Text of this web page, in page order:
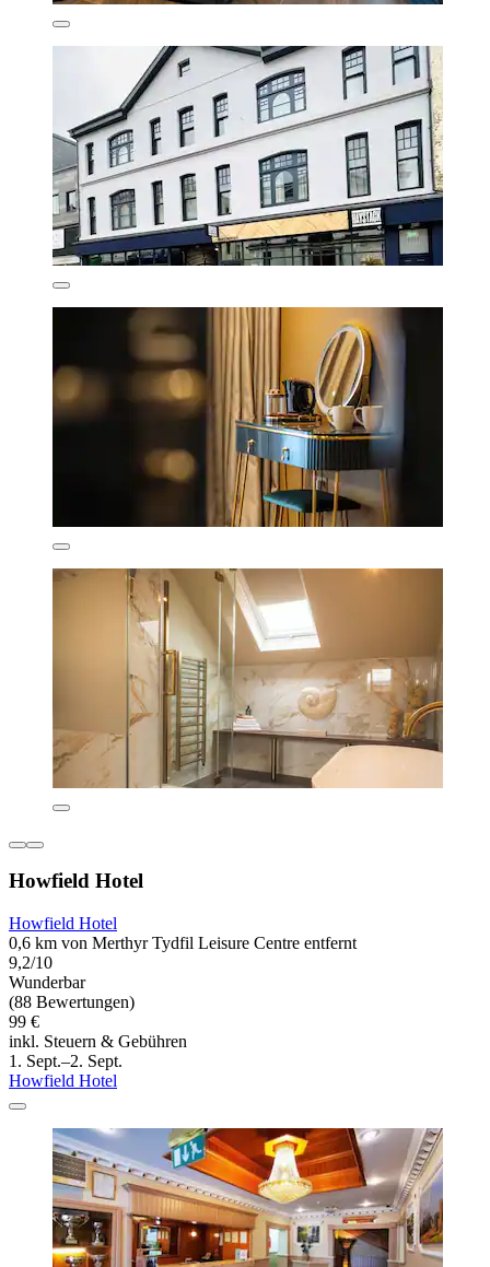
Howfield Hotel
Howfield Hotel
0,6 km von Merthyr Tydfil Leisure Centre entfernt
9,2/10
Wunderbar
(88 Bewertungen)
99 €
inkl. Steuern & Gebühren
1. Sept.–2. Sept.
Howfield Hotel